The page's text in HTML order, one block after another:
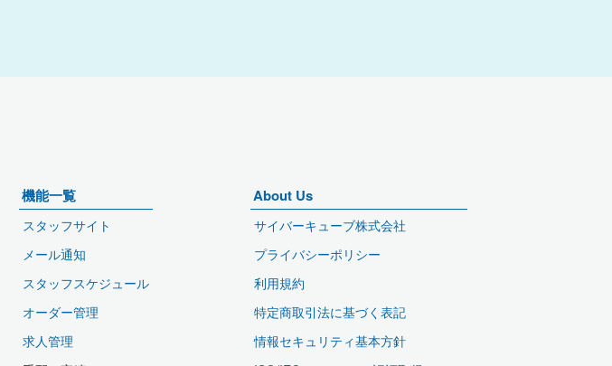
機能一覧
スタッフサイト
メール通知
スタッフスケジュール
オーダー管理
求人管理
About Us
サイバーキューブ株式会社
プライバシーポリシー
利用規約
特定商取引法に基づく表記
情報セキュリティ基本方針